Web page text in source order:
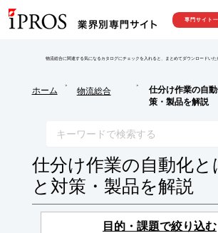
専門サイト
物流総合に関連する気になるカタログにチェックを入れると、まとめてダウンロードいた
ホーム
>
物流総合
>
仕分け作業の自
策・製品を解説
仕分け作業の自動化と
と対策・製品を解説
目的・課題で絞り込む